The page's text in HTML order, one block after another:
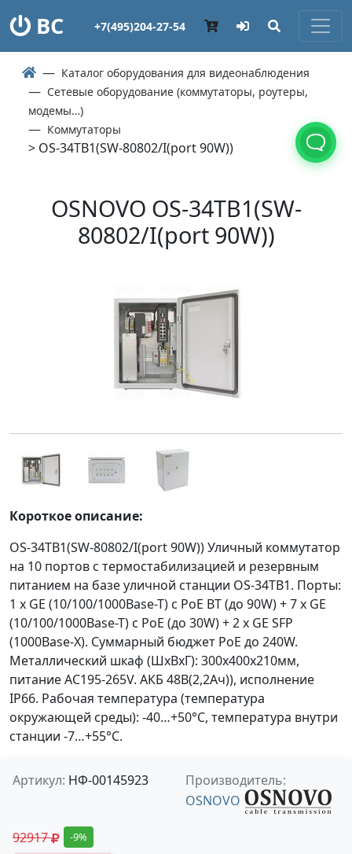
ВС +7(495)204-27-54
Каталог оборудования для видеонаблюдения
Сетевые оборудование (коммутаторы, роутеры,
модемы…)
Коммутаторы
> OS-34TB1(SW-80802/I(port 90W))
OSNOVO OS-34TB1(SW-
80802/I(port 90W))
Короткое описание:
OS-34TB1(SW-80802/I(port 90W)) Уличный коммутатор
на 10 портов с термостабилизацией и резервным
питанием на базе уличной станции OS-34TB1. Порты:
1 x GE (10/100/1000Base-T) с PoE BT (до 90W) + 7 x GE
(10/100/1000Base-T) с PoE (до 30W) + 2 x GE SFP
(1000Base-X). Суммарный бюджет PoE до 240W.
Металлический шкаф (ШxВxГ): 300х400х210мм,
питание AC195-265V. АКБ 48В(2,2Ач)), исполнение
IP66. Рабочая температура (температура
окружающей среды): -40…+50°С, температура внутри
станции -7…+55°С.
Артикул: НФ-00145923
Производитель:
OSNOVO
92917 -9%